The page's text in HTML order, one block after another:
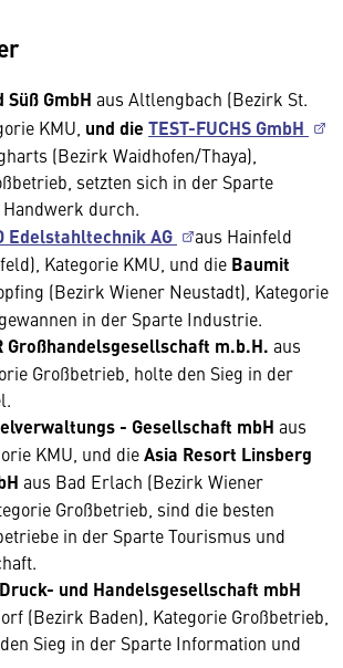
Süß GmbH aus Altlengbach (Bezirk St.
KMU, und die TEST-FUCHS GmbH
(Bezirk Waidhofen/Thaya),
setzten sich in der Sparte
Handwerk durch.
Edelstahltechnik AG
aus Hainfeld
Kategorie KMU, und die Baumit
(Bezirk Wiener Neustadt), Kategorie
in der Sparte Industrie.
Großhandelsgesellschaft m.b.H. aus
Großbetrieb, holte den Sieg in der
- Gesellschaft mbH aus
KMU, und dieAsia Resort Linsberg
aus Bad Erlach (Bezirk Wiener
Großbetrieb, sind die besten
in der Sparte Tourismus und
und Handelsgesellschaft mbH
(Bezirk Baden), Kategorie Großbetrieb,
Sieg in der Sparte Information und